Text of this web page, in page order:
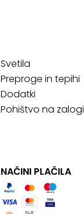
Svetila
Preproge in tepihi
Dodatki
Pohištvo na zalogi
NAČINI PLAČILA